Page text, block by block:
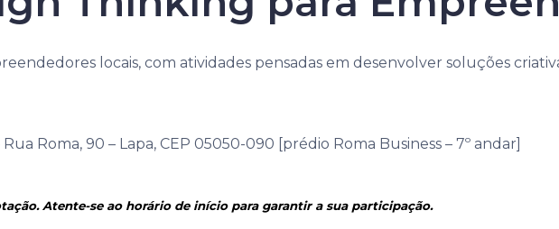
locais, com atividades pensadas em desenvolver soluções
Roma, 90 – Lapa, CEP 05050-090 [prédio Roma Business – 7º andar]
Atente-se ao horário de início para garantir a sua participação.